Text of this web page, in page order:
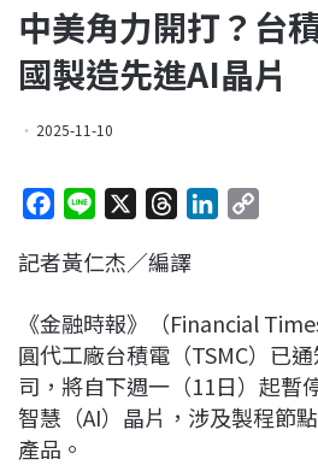
中美角力開打？台
國製造先進AI晶片
2025-11-10
c
b
o
o
k
n
r
a
d
s
e
d
I
n
L
n
k
記者黃仁杰／編譯
《金融時報》（Financial
圓代工廠台積電（TSMC）已
司，將自下週一（11日）起暫
智慧（AI）晶片，涉及製程節
產品。